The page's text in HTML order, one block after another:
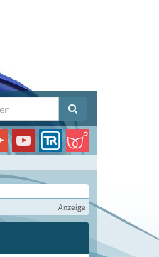
Anzeige